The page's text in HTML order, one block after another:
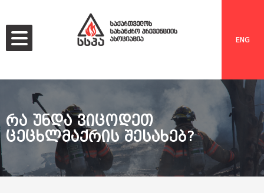
ENG
რა უნდა ვიცოდეთ
ცეცხლმაქრის შესახებ?